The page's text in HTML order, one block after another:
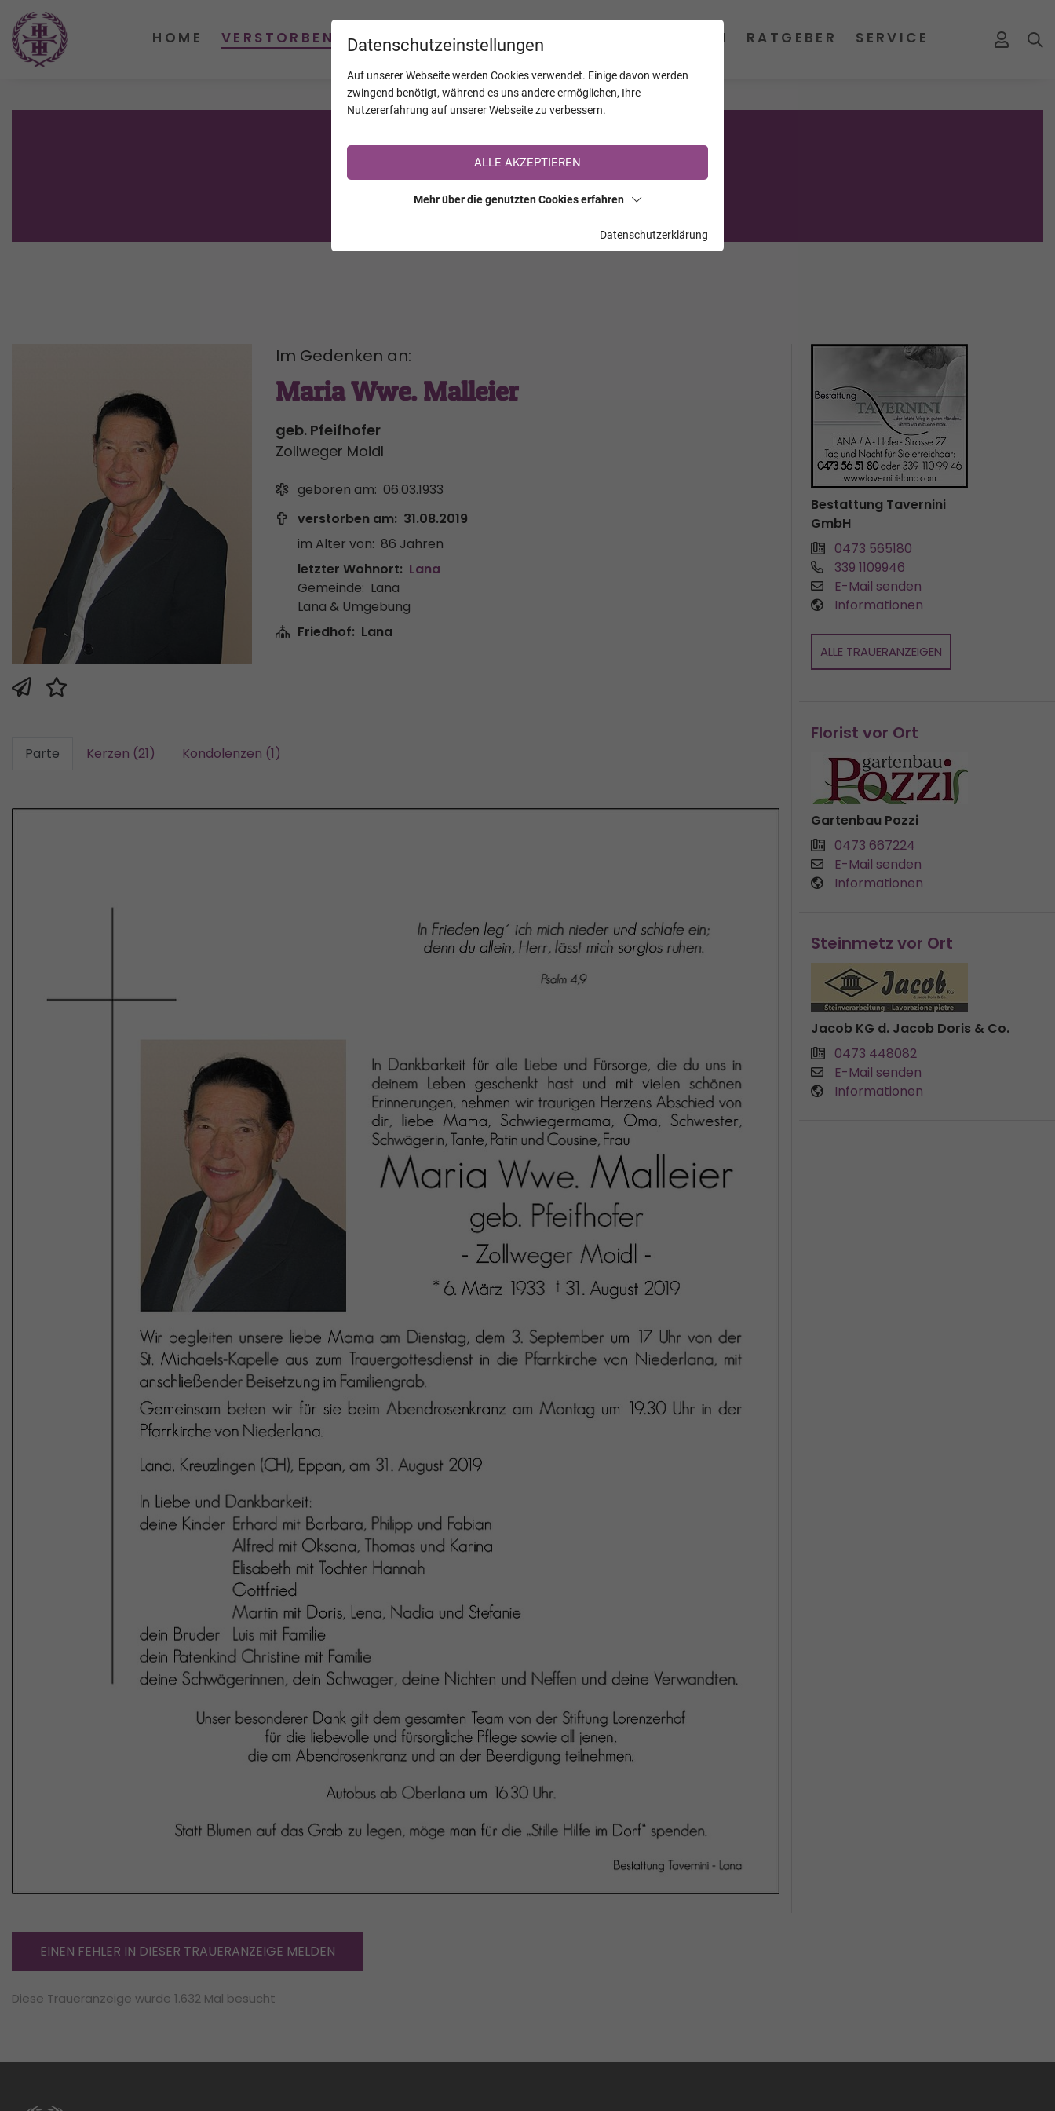
Sie sind noch nicht auf TrauerHilfe.it registriert?
>> zur kostenlosen Registrierung <<
Im Gedenken an:
Maria Wwe. Malleier
geb. Pfeifhofer
Zollweger Moidl
geboren am: 06.03.1933
verstorben am: 31.08.2019
im Alter von: 86 Jahren
letzter Wohnort: Lana
Gemeinde: Lana
Lana & Umgebung
Friedhof: Lana
Parte Kerzen (21) Kondolenzen (1)
Bestattung Tavernini
GmbH
0473 565180
339 1109946
E-Mail senden
Informationen
ALLE TRAUERANZEIGEN
Florist vor Ort
Gartenbau Pozzi
0473 667224
E-Mail senden
Informationen
Steinmetz vor Ort
Jacob KG d. Jacob Doris & Co.
0473 448082
E-Mail senden
Informationen
EINEN FEHLER IN DIESER TRAUERANZEIGE MELDEN
Diese Traueranzeige wurde 1.632 Mal besucht
Datenschutzeinstellungen
Auf unserer Webseite werden Cookies verwendet. Einige davon werden
zwingend benötigt, während es uns andere ermöglichen, Ihre
Nutzererfahrung auf unserer Webseite zu verbessern.
ALLE AKZEPTIEREN
Mehr über die genutzten Cookies erfahren
Datenschutzerklärung
HOME VERSTORBENE KALENDER JAHRESTAGE UNTERNEHMEN RATGEBER SERVICE